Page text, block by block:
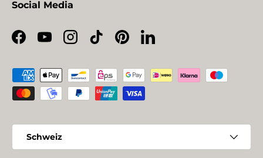
Social Media
Facebook
YouTubeInstagram
TikTokPinterestLinkedIn
Zahlungsmethoden
Schweiz